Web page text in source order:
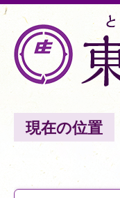
現在の位置